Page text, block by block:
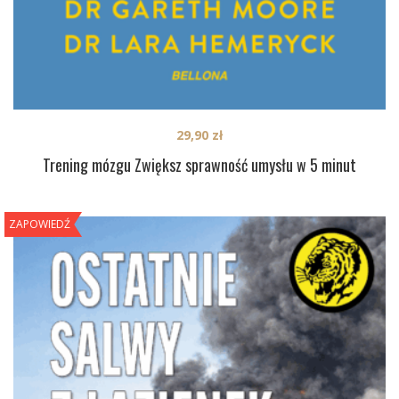
Trening mózgu Zwiększ sprawność umysłu w 5 minut
29,90 zł
ZAPOWIEDŹ